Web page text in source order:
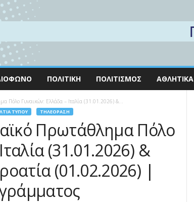
ΠΟΛΙΤΙΚΉ ΠΟΛΙΤΙΣΜΌΣ ΑΘΛΗΤΙΚΆ
Πόλο Γυναικών: Ελλάδα – Ιταλία (31.01.2026) &...
ΤΎΠΟΥ ΤΗΛΕΌΡΑΣΗ
Πρωτάθλημα Πόλο
(31.01.2026) &
(01.02.2026) |